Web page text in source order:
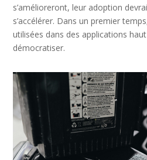
s’amélioreront, leur adoption
s’accélérer. Dans un premier
utilisées dans des applications
démocratiser.